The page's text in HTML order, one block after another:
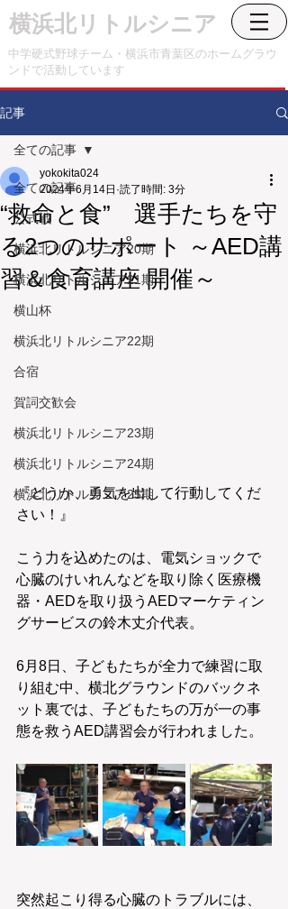
横浜北リトルシニア
中学硬式野球チーム・横浜市青葉区のホームグラウ
ンドで活動しています
記事
全ての記事
公式戦
横浜北リトルシニア20期
横浜北リトルシニア21期
横山杯
横浜北リトルシニア22期
合宿
賀詞交歓会
横浜北リトルシニア23期
横浜北リトルシニア24期
横浜北リトルシニア25期
全ての記事
“救命と食” 選手たちを守
る2つのサポート ～AED講
習＆食育講座 開催～
yokokita024
2024年6月14日 読了時間: 3分
『どうか、勇気を出して行動してくだ
さい！』
こう力を込めたのは、電気ショックで
心臓のけいれんなどを取り除く医療機
器・AEDを取り扱うAEDマーケティン
グサービスの鈴木丈介代表。
6月8日、子どもたちが全力で練習に取
り組む中、横北グラウンドのバックネ
ット裏では、子どもたちの万が一の事
態を救うAED講習会が行われました。
突然起こり得る心臓のトラブルには、